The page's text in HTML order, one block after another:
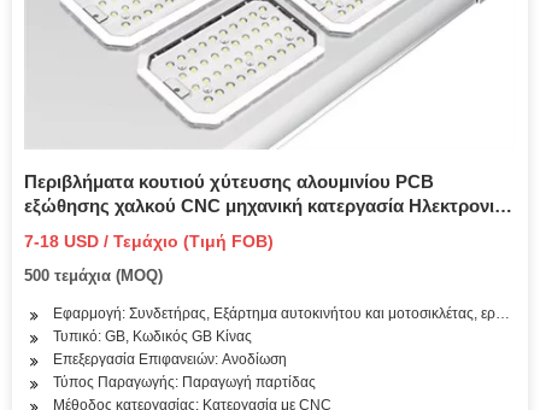
Περιβλήματα κουτιού χύτευσης αλουμινίου PCB
εξώθησης χαλκού CNC μηχανική κατεργασία Ηλεκτρονικά
LED Θήκη ψύκτρας
7-18 USD / Τεμάχιο (Τιμή FOB)
500 τεμάχια (MOQ)
Εφαρμογή: Συνδετήρας, Εξάρτημα αυτοκινήτου και μοτοσικλέτας,
Τυπικό: GB, Κωδικός GB Κίνας
Επεξεργασία Επιφανειών: Ανοδίωση
Τύπος Παραγωγής: Παραγωγή παρτίδας
Μέθοδος κατεργασίας: Κατεργασία με CNC